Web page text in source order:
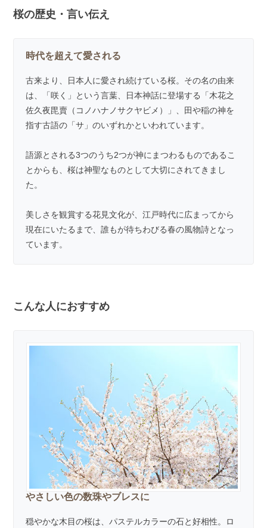
桜の歴史・言い伝え
時代を超えて愛される
古来より、日本人に愛され続けている桜。その名の由来
は、「咲く」という言葉、日本神話に登場する「木花之
佐久夜毘賣（コノハナノサクヤビメ）」、田や稲の神を
指す古語の「サ」のいずれかといわれています。
語源とされる3つのうち2つが神にまつわるものであるこ
とからも、桜は神聖なものとして大切にされてきまし
た。
美しさを観賞する花見文化が、江戸時代に広まってから
現在にいたるまで、誰もが待ちわびる春の風物詩となっ
ています。
こんな人におすすめ
やさしい色の数珠やブレスに
穏やかな木目の桜は、パステルカラーの石と好相性。ロ